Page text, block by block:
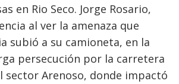
en Rio Seco. Jorge Rosario,
al ver la amenaza que
subió a su camioneta, en la
persecución por la carretera
sector Arenoso, donde impactó